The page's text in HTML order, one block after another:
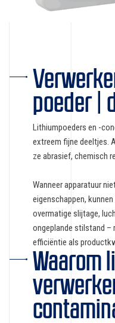
poeder |
Lithiumpoeders en -
extreem fijne deeltjes.
ze abrasief, chemisch
Wanneer apparatuur
eigenschappen,
overmatige slijtage,
ongeplande stilstand –
efficiëntie als
Waarom